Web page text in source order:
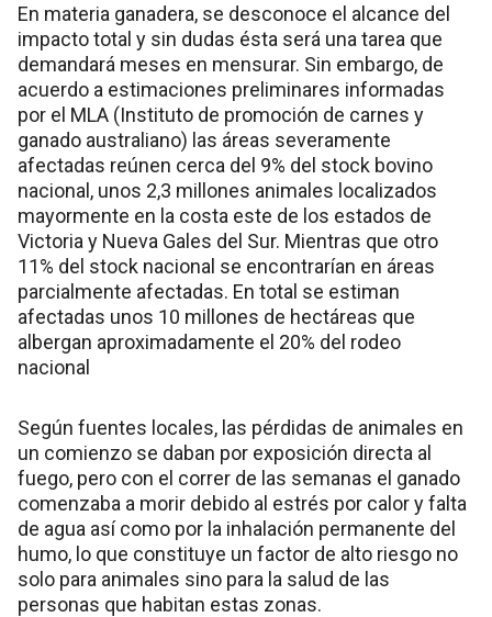
En materia ganadera, se desconoce el alcance del
impacto total y sin dudas ésta será una tarea que
demandará meses en mensurar. Sin embargo, de
acuerdo a estimaciones preliminares informadas
por el MLA (Instituto de promoción de carnes y
ganado australiano) las áreas severamente
afectadas reúnen cerca del 9% del stock bovino
nacional, unos 2,3 millones animales localizados
mayormente en la costa este de los estados de
Victoria y Nueva Gales del Sur. Mientras que otro
11% del stock nacional se encontrarían en áreas
parcialmente afectadas. En total se estiman
afectadas unos 10 millones de hectáreas que
albergan aproximadamente el 20% del rodeo
nacional
Según fuentes locales, las pérdidas de animales en
un comienzo se daban por exposición directa al
fuego, pero con el correr de las semanas el ganado
comenzaba a morir debido al estrés por calor y falta
de agua así como por la inhalación permanente del
humo, lo que constituye un factor de alto riesgo no
solo para animales sino para la salud de las
personas que habitan estas zonas.